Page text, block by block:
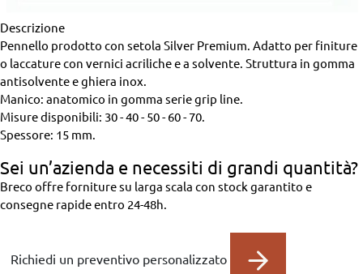
Descrizione
Pennello prodotto con setola Silver Premium. Adatto per finiture
o laccature con vernici acriliche e a solvente. Struttura in gomma
antisolvente e ghiera inox.
Manico: anatomico in gomma serie grip line.
Misure disponibili: 30 - 40 - 50 - 60 - 70.
Spessore: 15 mm.
Sei un’azienda e necessiti di grandi quantità?
Breco offre forniture su larga scala con stock garantito e
consegne rapide entro 24-48h.
Richiedi un preventivo personalizzato